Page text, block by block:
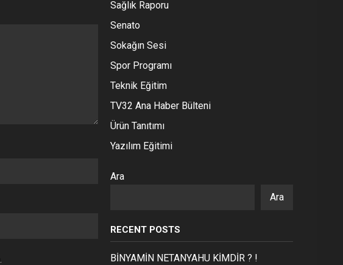
Sağlık Raporu
Senato
Sokağın Sesi
Spor Programı
Teknik Eğitim
TV32 Ana Haber Bülteni
Ürün Tanıtımı
Yazılım Eğitimi
Ara
Ara
RECENT POSTS
BİNYAMİN NETANYAHU KİMDİR ? !